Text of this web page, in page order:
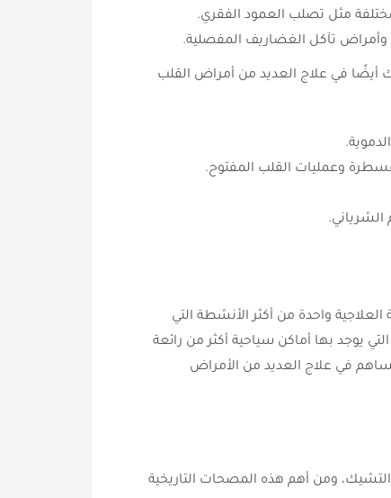
مثل تصلب العمود الفقري.
وأمراض تآكل الغضاريف المفصلية.
أيضًا في علاج العديد من أمراض القلب
وعمليات القلب المفتوح.
الشرياني.
واحدة من أكثر الأنشطة التي
يوجد بها أماكن سياحية أكثر من رائعة
تساهم في علاج العديد من الأمراض
ومن أهم هذه المصحات التاريخية